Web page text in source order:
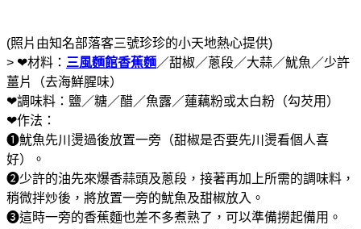
(照片由知名部落客三號珍珍的小天地熱心提供)
> ❤材料： 三風麵館香蕉麵／甜椒／蔥段／大蒜／魷魚／少許
薑片（去海鮮腥味）
❤調味料：鹽／糖／醋／魚露／蓮藕粉或太白粉（勾芡用）
❤作法：
❶魷魚先川燙過後放置一旁（甜椒是否要先川燙看個人喜
好）。
❷少許的油先來爆香蒜頭及蔥段，接著再加上所需的調味料，
稍微拌炒後，將放置一旁的魷魚及甜椒放入。
❸這時一旁的香蕉麵也差不多煮熟了，可以準備撈起備用。